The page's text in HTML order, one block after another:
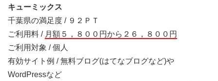
キューミックス
千葉県の満足度 / ９２ＰＴ
ご利用料 / 月額５，８００円から２６，８００円
ご利用対象 / 個人
有効サイト例 / 無料ブログ(はてなブログなど)や
WordPressなど